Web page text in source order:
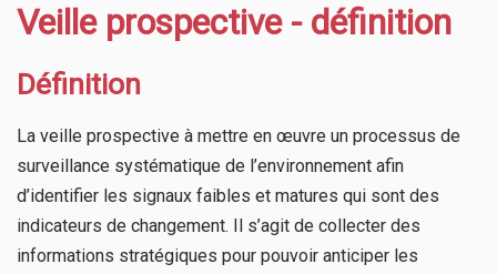
Veille prospective - définition
Définition
La veille prospective à mettre en œuvre un processus de
surveillance systématique de l’environnement afin
d’identifier les signaux faibles et matures qui sont des
indicateurs de changement. Il s’agit de collecter des
informations stratégiques pour pouvoir anticiper les